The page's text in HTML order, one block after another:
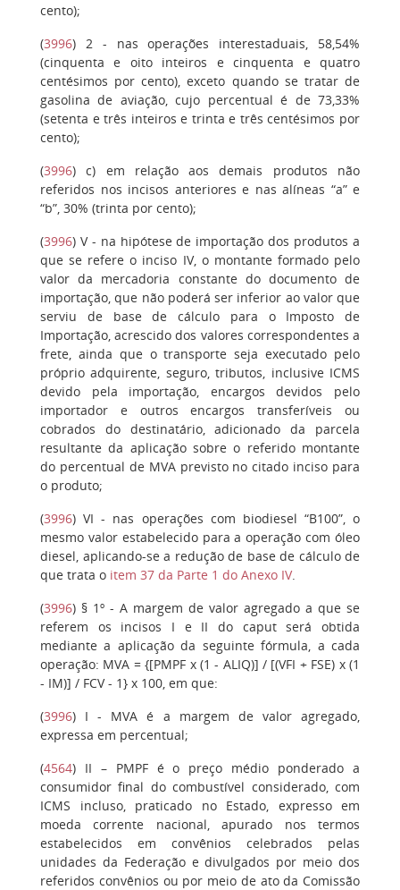
cento);
(3996) 2 - nas operações interestaduais, 58,54%
(cinquenta e oito inteiros e cinquenta e quatro
centésimos por cento), exceto quando se tratar de
gasolina de aviação, cujo percentual é de 73,33%
(setenta e três inteiros e trinta e três centésimos por
cento);
(3996)c) em relação aos demais produtos não
referidos nos incisos anteriores e nas alíneas “a” e
“b”, 30% (trinta por cento);
(3996) V- na hipótese de importação dos produtos a
que se refere o inciso IV, o montante formado pelo
valor da mercadoria constante do documento de
importação, que não poderá ser inferior ao valor que
serviu de base de cálculo para o Imposto de
Importação, acrescido dos valores correspondentes a
frete, ainda que o transporte seja executado pelo
próprio adquirente, seguro, tributos, inclusive ICMS
devido pela importação, encargos devidos pelo
importador e outros encargos transferíveis ou
cobrados do destinatário, adicionado da parcela
resultante da aplicação sobre o referido montante
do percentual de MVA previsto no citado inciso para
o produto;
(3996)VI - nas operações com biodiesel “B100”, o
mesmo valor estabelecido para a operação com óleo
diesel, aplicando-se a redução de base de cálculo de
que trata o item 37 da Parte 1 do Anexo IV.
(3996) § 1º - A margem de valor agregado a que se
referem os incisos I e II do caput será obtida
mediante a aplicação da seguinte fórmula, a cada
operação: MVA = {[PMPF x (1 - ALIQ)] / [(VFI + FSE) x (1
- IM)] / FCV - 1} x 100, em que:
(3996) I- MVA é a margem de valor agregado,
expressa em percentual;
(4564) II – PMPF é o preço médio ponderado a
consumidor final do combustível considerado, com
ICMS incluso, praticado no Estado, expresso em
moeda corrente nacional, apurado nos termos
estabelecidos em convênios celebrados pelas
unidades da Federação e divulgados por meio dos
referidos convênios ou por meio de ato da Comissão